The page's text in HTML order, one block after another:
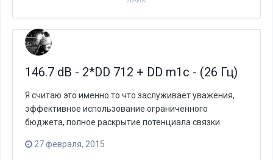
146.7 dB - 2*DD 712 + DD m1c - (26 Гц)
Я считаю это именно то что заслуживает уважения,
эффективное использование ограниченного
бюджета, полное раскрытие потенциала связки.
27 февраля, 2015